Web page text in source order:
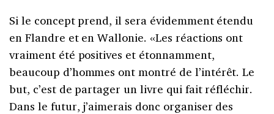
Si le concept prend, il sera évidemment étendu
en Flandre et en Wallonie. «Les réactions ont
vraiment été positives et étonnamment,
beaucoup d’hommes ont montré de l’intérêt. Le
but, c’est de partager un livre qui fait réfléchir.
Dans le futur, j’aimerais donc organiser des